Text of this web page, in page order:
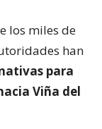
los miles de
han
para
Viña del